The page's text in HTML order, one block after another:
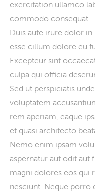
exercitation ullamco
commodo consequat.
Duis aute irure dolor
esse cillum dolore eu
Excepteur sint
culpa qui officia
Sed ut perspiciatis
voluptatem
rem aperiam, eaque
et quasi architecto
Nemo enim ipsam
aspernatur aut odit aut
magni dolores eos qui
nesciunt. Neque porro